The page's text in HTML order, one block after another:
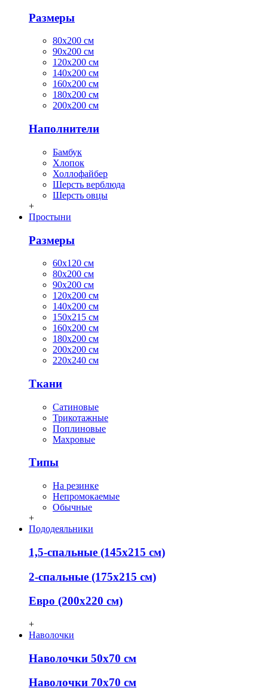
Размеры
80х200 см
90х200 см
120х200 см
140х200 см
160х200 см
180х200 см
200х200 см
Наполнители
Бамбук
Хлопок
Холлофайбер
Шерсть верблюда
Шерсть овцы
+
Простыни
Размеры
60х120 см
80х200 см
90х200 см
120х200 см
140х200 см
150х215 см
160х200 см
180х200 см
200х200 см
220х240 см
Ткани
Сатиновые
Трикотажные
Поплиновые
Махровые
Типы
На резинке
Непромокаемые
Обычные
+
Пододеяльники
1,5-спальные (145х215 см)
2-спальные (175х215 см)
Евро (200х220 см)
+
Наволочки
Наволочки 50х70 см
Наволочки 70х70 см